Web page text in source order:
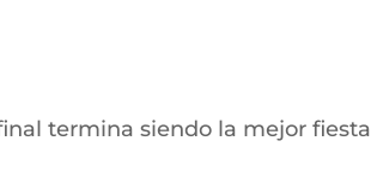
termina siendo la mejor